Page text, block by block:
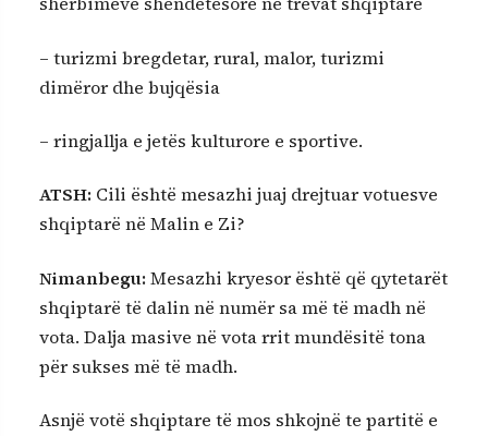
– turizmi bregdetar, rural, malor, turizmi
dimëror dhe bujqësia
– ringjallja e jetës kulturore e sportive.
ATSH: Cili është mesazhi juaj drejtuar votuesve
shqiptarë në Malin e Zi?
Nimanbegu: Mesazhi kryesor është që qytetarët
shqiptarë të dalin në numër sa më të madh në
vota. Dalja masive në vota rrit mundësitë tona
për sukses më të madh.
Asnjë votë shqiptare të mos shkojnë te partitë e